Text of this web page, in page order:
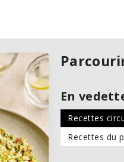
En
Recettes
Recettes du